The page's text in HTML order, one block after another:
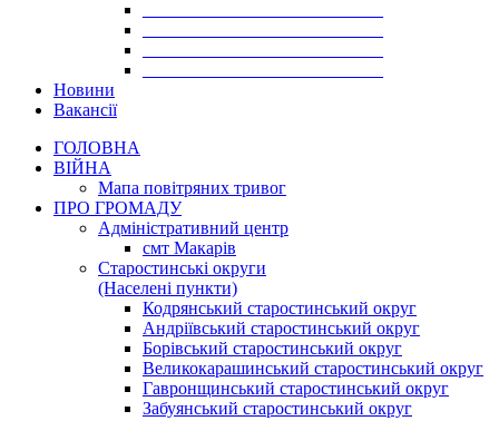
Новини
Вакансії
ГОЛОВНА
ВІЙНА
Мапа повітряних тривог
ПРО ГРОМАДУ
Aдміністративний центр
смт Макарів
Старостинські округи
(Населені пункти)
Кодрянський старостинський округ
Андріївський старостинський округ
Борівський старостинський округ
Великокарашинський старостинський округ
Гавронщинський старостинський округ
Забуянський старостинський округ